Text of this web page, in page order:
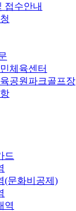
접수안내
체육센터
공원파크골프장
드
(문화비공제)
역